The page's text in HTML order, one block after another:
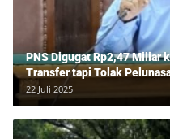
PNS Digugat Rp2,47 Miliar
Transfer tapi Tolak
Lawan Tipu Rp850 Juta
22 Juli 2025